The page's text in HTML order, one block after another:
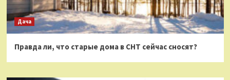
Дача
Правда ли, что старые дома в СНТ сейчас сносят?